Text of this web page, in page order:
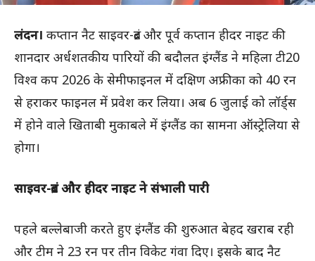
लंदन। कप्तान नैट साइवर-ब्रंट और पूर्व कप्तान हीदर नाइट की
शानदार अर्धशतकीय पारियों की बदौलत इंग्लैंड ने महिला टी20
विश्व कप 2026 के सेमीफाइनल में दक्षिण अफ्रीका को 40 रन
से हराकर फाइनल में प्रवेश कर लिया। अब 6 जुलाई को लॉर्ड्स
में होने वाले खिताबी मुकाबले में इंग्लैंड का सामना ऑस्ट्रेलिया से
होगा।
साइवर-ब्रंट और हीदर नाइट ने संभाली पारी
पहले बल्लेबाजी करते हुए इंग्लैंड की शुरुआत बेहद खराब रही
और टीम ने 23 रन पर तीन विकेट गंवा दिए। इसके बाद नैट